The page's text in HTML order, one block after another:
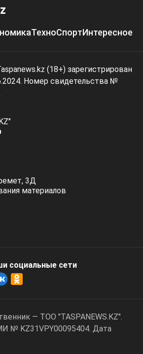
ТехноСпортИнтересное
(18+) зарегистрирован
Номер свидетельства №
3Д
материалов
социальные cети
— ТОО "TASPANEWS.KZ".
№ KZ31VPY00095404. Дата